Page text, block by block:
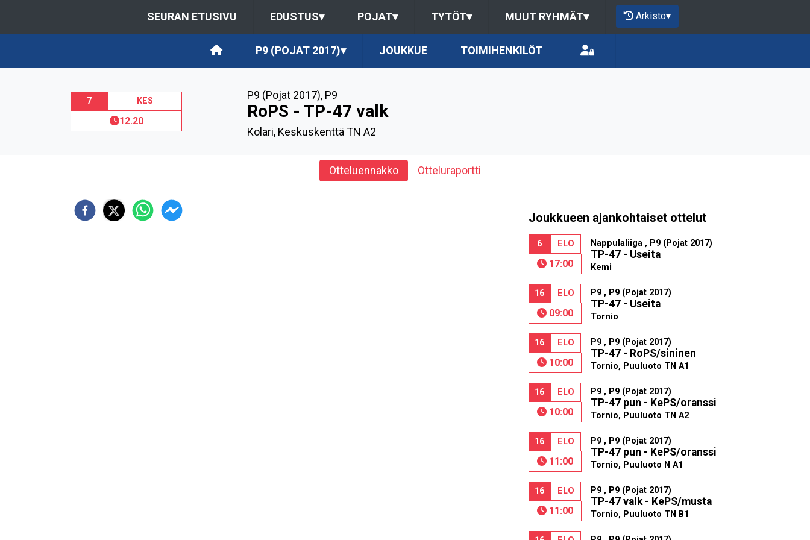
SEURAN ETUSIVU EDUSTUS▾ POJAT▾ TYTÖT▾ MUUT RYHMÄT▾ Arkisto▾
P9 (POJAT 2017)▾ JOUKKUE TOIMIHENKILÖT
7 KES
12.20
P9 (Pojat 2017), P9
RoPS - TP-47 valk
Kolari, Keskuskenttä TN A2
Otteluennakko Otteluraportti
Joukkueen ajankohtaiset ottelut
6 ELO
17:00
Nappulaliiga , P9 (Pojat 2017)
TP-47 - Useita
Kemi
16 ELO
09:00
P9 , P9 (Pojat 2017)
TP-47 - Useita
Tornio
16 ELO
10:00
P9 , P9 (Pojat 2017)
TP-47 - RoPS/sininen
Tornio, Puuluoto TN A1
16 ELO
10:00
P9 , P9 (Pojat 2017)
TP-47 pun - KePS/oranssi
Tornio, Puuluoto TN A2
16 ELO
11:00
P9 , P9 (Pojat 2017)
TP-47 pun - KePS/oranssi
Tornio, Puuluoto N A1
16 ELO
11:00
P9 , P9 (Pojat 2017)
TP-47 valk - KePS/musta
Tornio, Puuluoto TN B1